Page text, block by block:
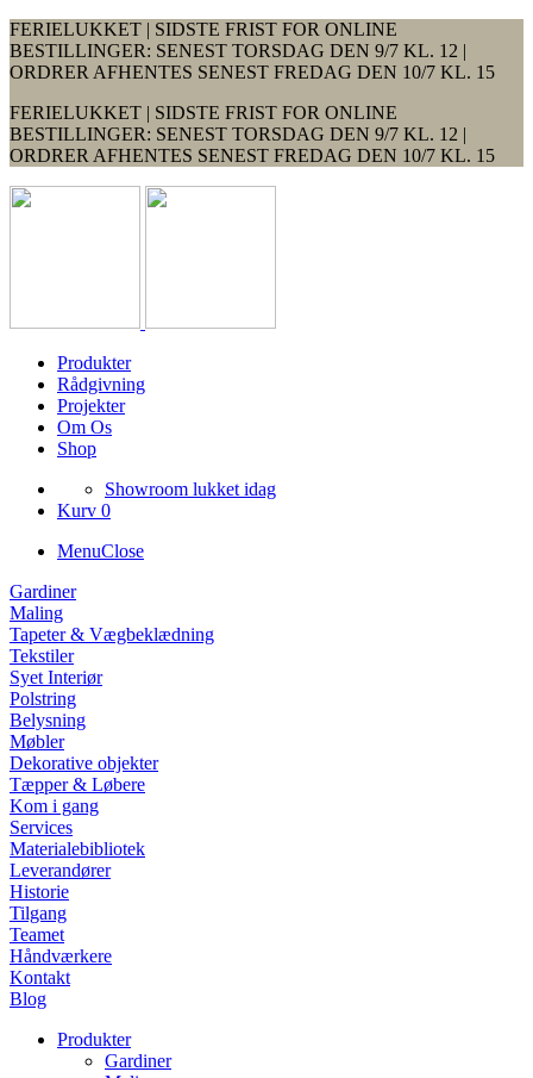
FERIELUKKET | SIDSTE FRIST FOR ONLINE
BESTILLINGER: SENEST TORSDAG DEN 9/7 KL. 12 |
ORDRER AFHENTES SENEST FREDAG DEN 10/7 KL. 15
FERIELUKKET | SIDSTE FRIST FOR ONLINE
BESTILLINGER: SENEST TORSDAG DEN 9/7 KL. 12 |
ORDRER AFHENTES SENEST FREDAG DEN 10/7 KL. 15
Produkter
Rådgivning
Projekter
Om Os
Shop
Showroom lukket idag
Kurv 0
MenuClose
Gardiner
Maling
Tapeter & Vægbeklædning
Tekstiler
Syet Interiør
Polstring
Belysning
Møbler
Dekorative objekter
Tæpper & Løbere
Kom i gang
Services
Materialebibliotek
Leverandører
Historie
Tilgang
Teamet
Håndværkere
Kontakt
Blog
Produkter
Gardiner